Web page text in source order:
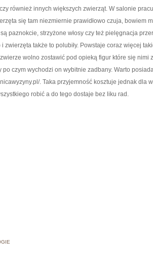
SPĘDZA
Z
również innych większych zwierząt. W salonie
się tam niezmiernie prawidłowo czuja, bowiem
paznokcie, strzyżone włosy czy też pielęgnacja
zwierzęta także to polubiły. Powstaje coraz więcej
wolno zostawić pod opieką figur które się
po czym wychodzi on wybitnie zadbany. Warto
. Taka przyjemność kosztuje jednak dla
robić a do tego dostaje bez liku rad.